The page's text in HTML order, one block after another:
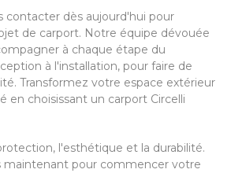
contacter dès aujourd'hui pour
de carport. Notre équipe dévouée
à chaque étape du
à l'installation, pour faire de
Transformez votre espace extérieur
en choisissant un carport Circelli
l'esthétique et la durabilité.
maintenant pour commencer votre